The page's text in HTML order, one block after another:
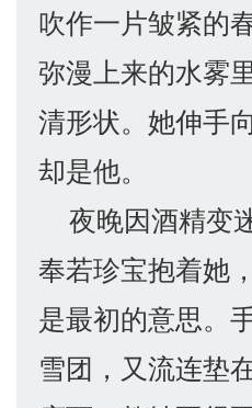
吹作一片皱紧的
弥漫上来的水雾
清形状。她伸手
却是他。
夜晚因酒精变
奉若珍宝抱着她
是最初的意思。
雪团，又流连垫